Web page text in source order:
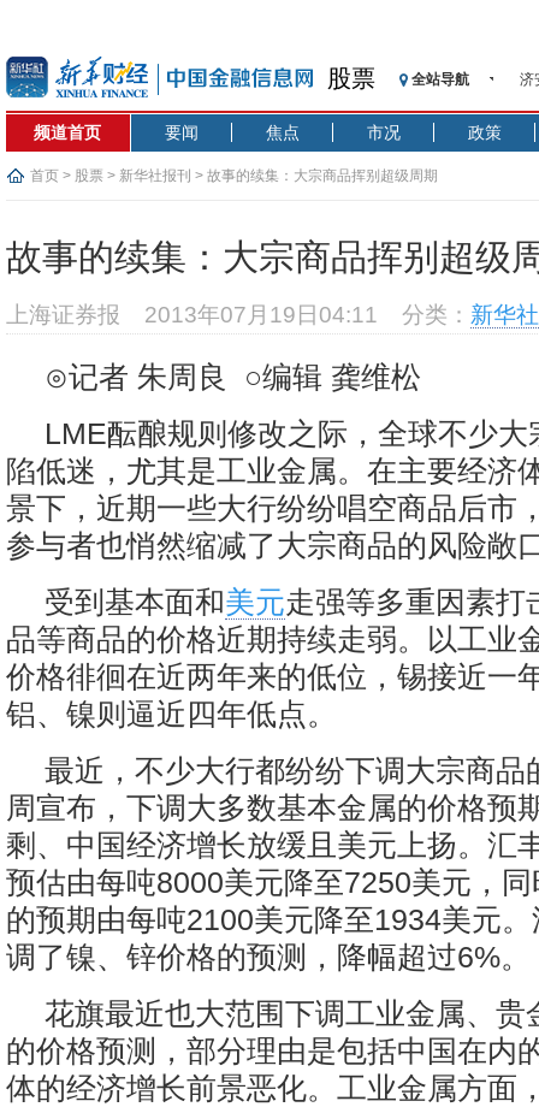
股票 全站导航
济
【
基
频道首页 要闻 焦点 市况 政策
首页 > 股票 > 新华社报刊 > 故事的续集：大宗商品挥别超级周期
故事的续集：大宗商品挥别超级
上海证券报 2013年07月19日04:11 分类： 新华
⊙记者 朱周良 ○编辑 龚维松
LME酝酿规则修改之际，全球不少
陷低迷，尤其是工业金属。在主要经济
景下，近期一些大行纷纷唱空商品后市
参与者也悄然缩减了大宗商品的风险敞
受到基本面和美元走强等多重因素打
品等商品的价格近期持续走弱。以工业
价格徘徊在近两年来的低位，锡接近一
铝、镍则逼近四年低点。
最近，不少大行都纷纷下调大宗商品
周宣布，下调大多数基本金属的价格预
剩、中国经济增长放缓且美元上扬。汇
预估由每吨8000美元降至7250美元，
的预期由每吨2100美元降至1934美元
调了镍、锌价格的预测，降幅超过6%。
花旗最近也大范围下调工业金属、贵
的价格预测，部分理由是包括中国在内
体的经济增长前景恶化。工业金属方面